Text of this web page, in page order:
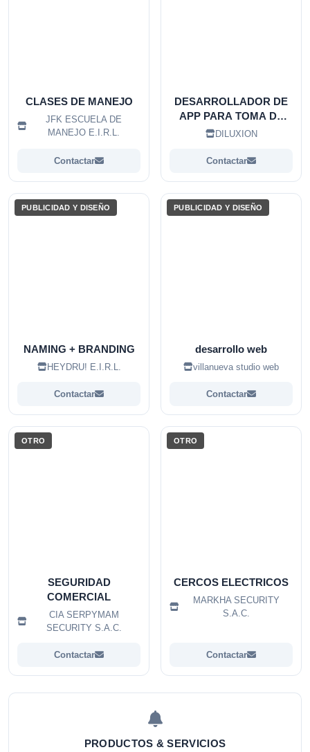
CLASES DE MANEJO
JFK ESCUELA DE
MANEJO E.I.R.L.
Contactar
DESARROLLADOR DE
APP PARA TOMA DE
FOTOS
DILUXION
Contactar
PUBLICIDAD Y DISEÑO
NAMING + BRANDING
HEYDRU! E.I.R.L.
Contactar
PUBLICIDAD Y DISEÑO
desarrollo web
villanueva studio web
Contactar
OTRO
SEGURIDAD
COMERCIAL
CIA SERPYMAM
SECURITY S.A.C.
Contactar
OTRO
CERCOS ELECTRICOS
MARKHA SECURITY
S.A.C.
Contactar
PRODUCTOS & SERVICIOS